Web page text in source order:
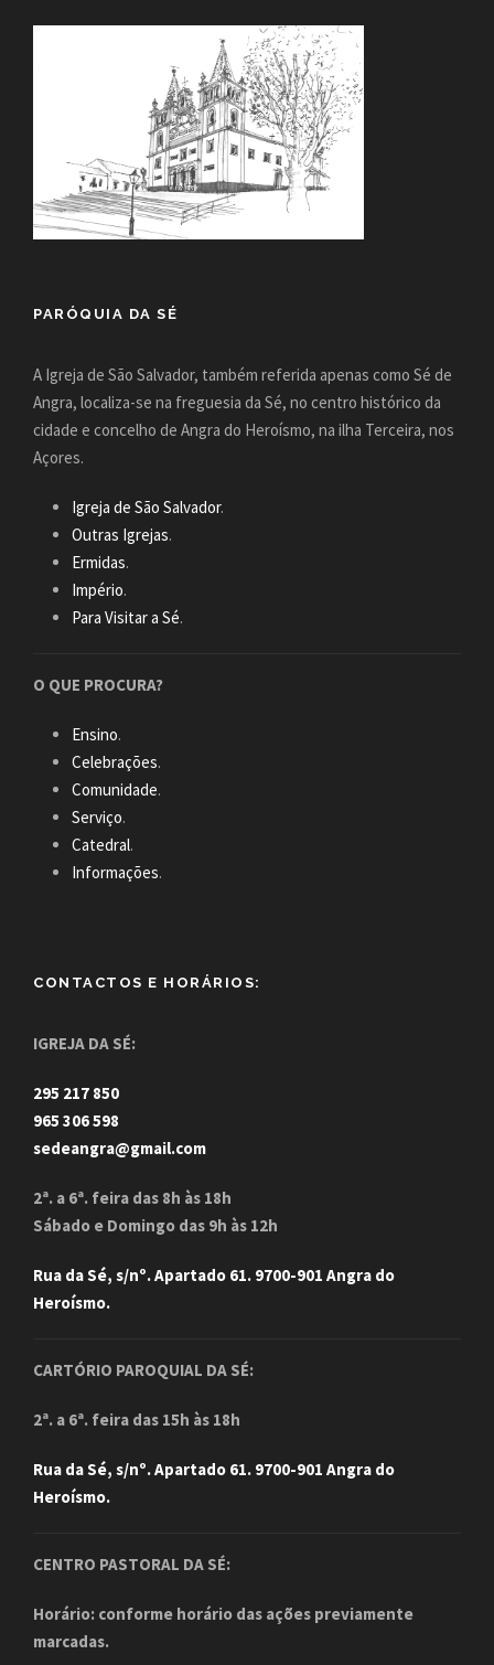
PARÓQUIA DA SÉ
A Igreja de São Salvador, também referida apenas como Sé de
Angra, localiza-se na freguesia da Sé, no centro histórico da
cidade e concelho de Angra do Heroísmo, na ilha Terceira, nos
Açores.
Igreja de São Salvador.
Outras Igrejas.
Ermidas.
Império.
Para Visitar a Sé.
O QUE PROCURA?
Ensino.
Celebrações.
Comunidade.
Serviço.
Catedral.
Informações.
CONTACTOS E HORÁRIOS:
IGREJA DA SÉ:
295 217 850
965 306 598
sedeangra@gmail.com
2ª. a 6ª. feira das 8h às 18h
Sábado e Domingo das 9h às 12h
Rua da Sé, s/nº. Apartado 61. 9700-901 Angra do
Heroísmo.
CARTÓRIO PAROQUIAL DA SÉ:
2ª. a 6ª. feira das 15h às 18h
Rua da Sé, s/nº. Apartado 61. 9700-901 Angra do
Heroísmo.
CENTRO PASTORAL DA SÉ:
Horário: conforme horário das ações previamente
marcadas.